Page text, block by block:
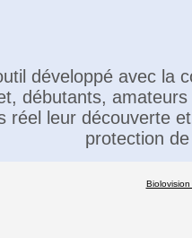
développé avec la
débutants,
réel leur découverte
protection
Biolovision